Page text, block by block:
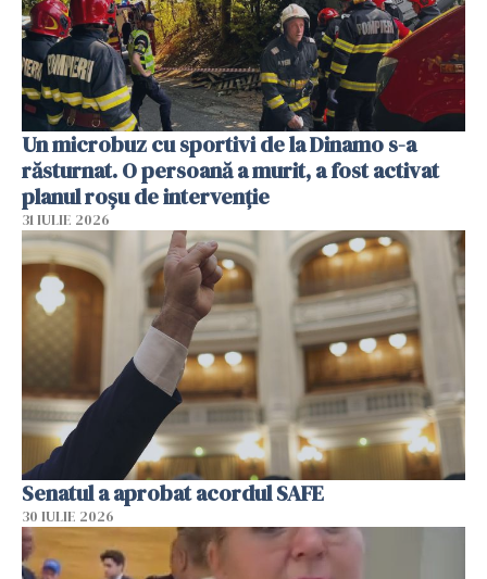
Un microbuz cu sportivi de la Dinamo s-a
răsturnat. O persoană a murit, a fost activat
planul roșu de intervenție
31 IULIE 2026
Senatul a aprobat acordul SAFE
30 IULIE 2026